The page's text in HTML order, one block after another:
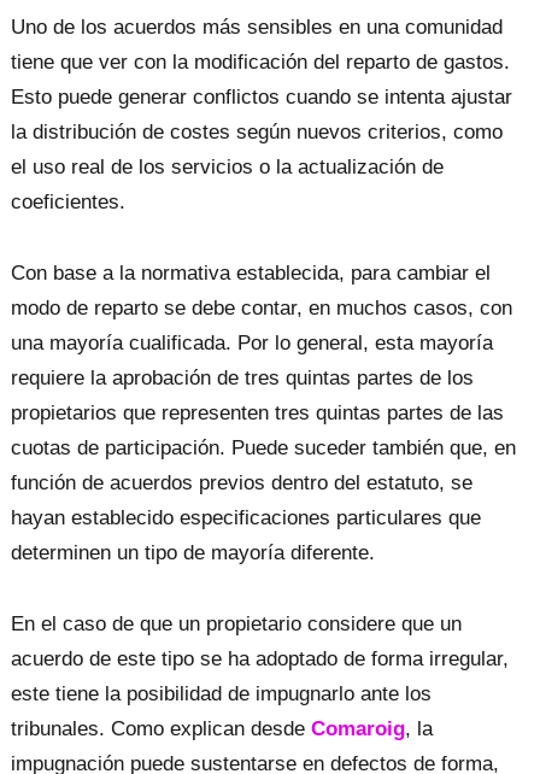
Uno de los acuerdos más sensibles en una comunidad
tiene que ver con la modificación del reparto de gastos.
Esto puede generar conflictos cuando se intenta ajustar
la distribución de costes según nuevos criterios, como
el uso real de los servicios o la actualización de
coeficientes.
Con base a la normativa establecida, para cambiar el
modo de reparto se debe contar, en muchos casos, con
una mayoría cualificada. Por lo general, esta mayoría
requiere la aprobación de tres quintas partes de los
propietarios que representen tres quintas partes de las
cuotas de participación. Puede suceder también que, en
función de acuerdos previos dentro del estatuto, se
hayan establecido especificaciones particulares que
determinen un tipo de mayoría diferente.
En el caso de que un propietario considere que un
acuerdo de este tipo se ha adoptado de forma irregular,
este tiene la posibilidad de impugnarlo ante los
tribunales. Como explican desde Comaroig, la
impugnación puede sustentarse en defectos de forma,